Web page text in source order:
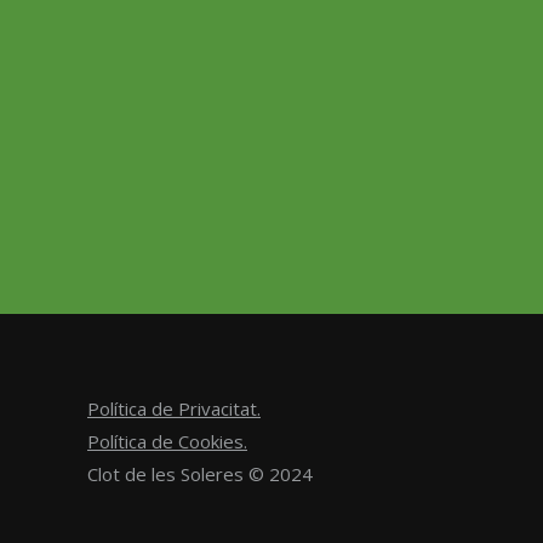
Política de Privacitat.
Política de Cookies.
Clot de les Soleres © 2024